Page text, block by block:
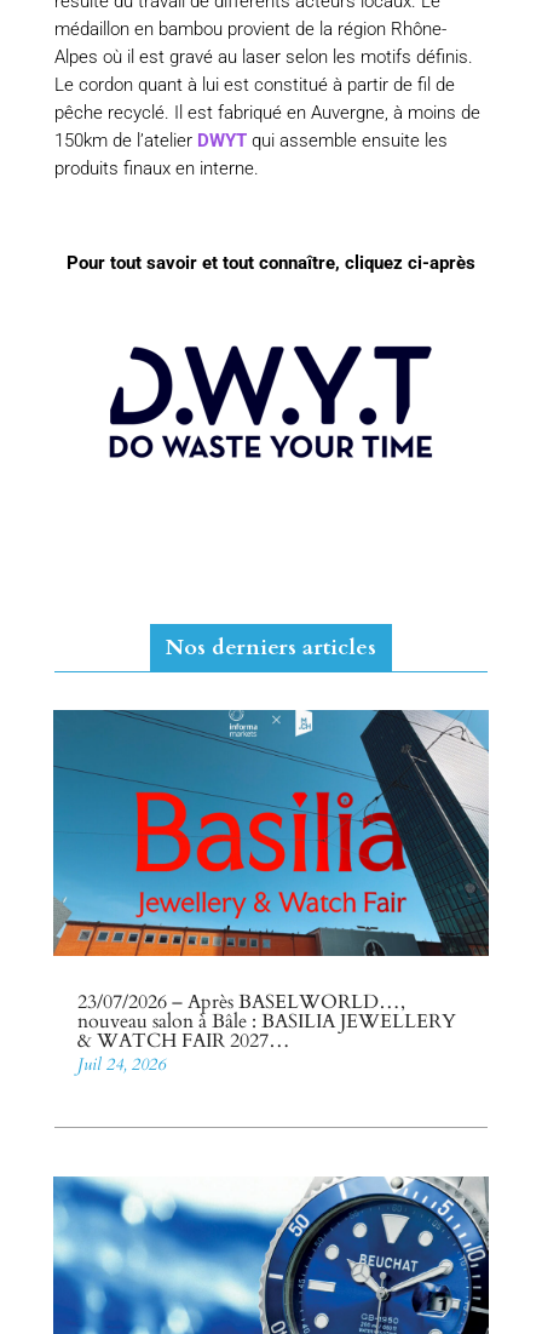
médaillon en bambou provient de la région Rhône-
Alpes où il est gravé au laser selon les motifs définis.
Le cordon quant à lui est constitué à partir de fil de
pêche recyclé. Il est fabriqué en Auvergne, à moins de
150km de l’atelier DWYT qui assemble ensuite les
produits finaux en interne.
Pour tout savoir et tout connaître, cliquez ci-après
Nos derniers articles
23/07/2026 – Après BASELWORLD…,
nouveau salon à Bâle : BASILIA JEWELLERY
& WATCH FAIR 2027…
Juil 24, 2026